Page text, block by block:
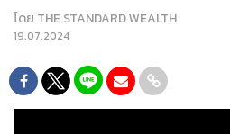
โดย THE STANDARD WEALTH
19.07.2024